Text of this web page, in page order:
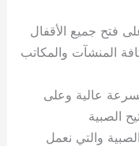
فتح جميع الأقفال
المنشآت والمكاتب
عالية وعلى
الصبية
والتي نعمل